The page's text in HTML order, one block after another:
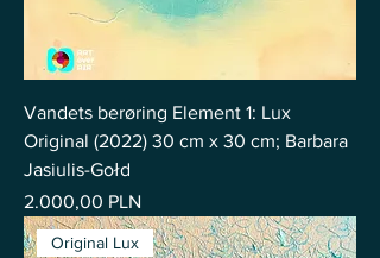
Vandets berøring Element 1: Lux
Original (2022) 30 cm x 30 cm; Barbara
Jasiulis-Gołd
Pris
2.000,00 PLN
Original Lux